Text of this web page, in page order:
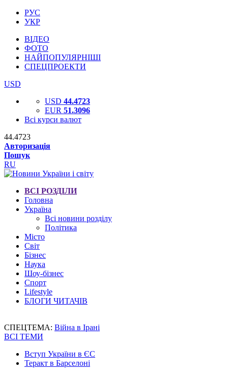
РУС
УКР
ВІДЕО
ФОТО
НАЙПОПУЛЯРНІШІ
СПЕЦПРОЕКТИ
USD
USD 44.4723
EUR 51.3096
Всі курси валют
44.4723
Авторизація
Пошук
RU
ВСІ РОЗДІЛИ
Головна
Україна
Всі новини розділу
Політика
Місто
Світ
Бізнес
Наука
Шоу-бізнес
Спорт
Lifestyle
БЛОГИ ЧИТАЧІВ
СПЕЦТЕМА: Війна в Ірані
ВСІ ТЕМИ
Вступ України в ЄС
Теракт в Барселоні